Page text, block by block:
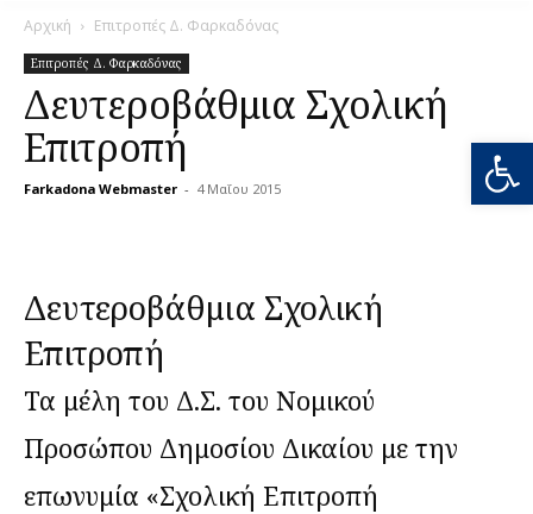
Αρχική Επιτροπές Δ. Φαρκαδόνας
Επιτροπές Δ. Φαρκαδόνας
Δευτεροβάθμια Σχολική
Επιτροπή
Farkadona Webmaster - 4 Μαΐου 2015 0
Δευτεροβάθμια Σχολική
Επιτροπή
Τα μέλη του Δ.Σ. του Νομικού
Προσώπου Δημοσίου Δικαίου με την
επωνυμία «Σχολική Επιτροπή